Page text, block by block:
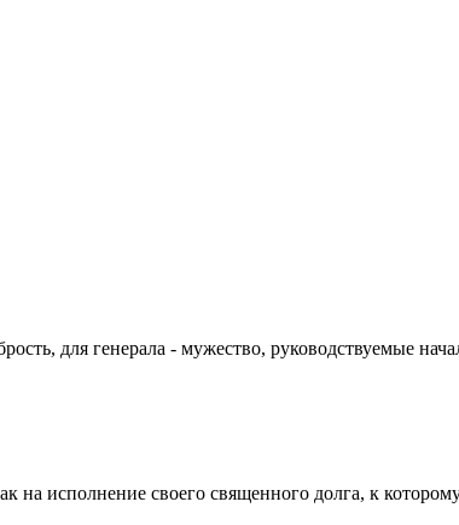
для генерала - мужество, руководствуемые
на исполнение своего священного долга, к